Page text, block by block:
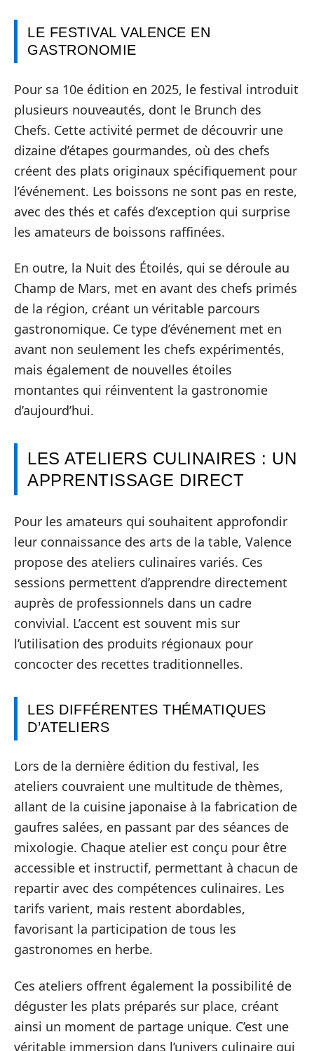
LE FESTIVAL VALENCE EN
GASTRONOMIE
Pour sa 10e édition en 2025, le festival introduit
plusieurs nouveautés, dont le Brunch des
Chefs. Cette activité permet de découvrir une
dizaine d’étapes gourmandes, où des chefs
créent des plats originaux spécifiquement pour
l’événement. Les boissons ne sont pas en reste,
avec des thés et cafés d’exception qui surprise
les amateurs de boissons raffinées.
En outre, la Nuit des Étoilés, qui se déroule au
Champ de Mars, met en avant des chefs primés
de la région, créant un véritable parcours
gastronomique. Ce type d’événement met en
avant non seulement les chefs expérimentés,
mais également de nouvelles étoiles
montantes qui réinventent la gastronomie
d’aujourd’hui.
LES ATELIERS CULINAIRES : UN
APPRENTISSAGE DIRECT
Pour les amateurs qui souhaitent approfondir
leur connaissance des arts de la table, Valence
propose des ateliers culinaires variés. Ces
sessions permettent d’apprendre directement
auprès de professionnels dans un cadre
convivial. L’accent est souvent mis sur
l’utilisation des produits régionaux pour
concocter des recettes traditionnelles.
LES DIFFÉRENTES THÉMATIQUES
D’ATELIERS
Lors de la dernière édition du festival, les
ateliers couvraient une multitude de thèmes,
allant de la cuisine japonaise à la fabrication de
gaufres salées, en passant par des séances de
mixologie. Chaque atelier est conçu pour être
accessible et instructif, permettant à chacun de
repartir avec des compétences culinaires. Les
tarifs varient, mais restent abordables,
favorisant la participation de tous les
gastronomes en herbe.
Ces ateliers offrent également la possibilité de
déguster les plats préparés sur place, créant
ainsi un moment de partage unique. C’est une
véritable immersion dans l’univers culinaire qui